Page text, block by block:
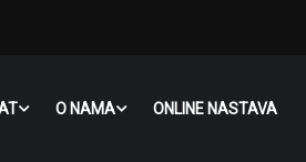
O NAMA ONLINE NASTAVA